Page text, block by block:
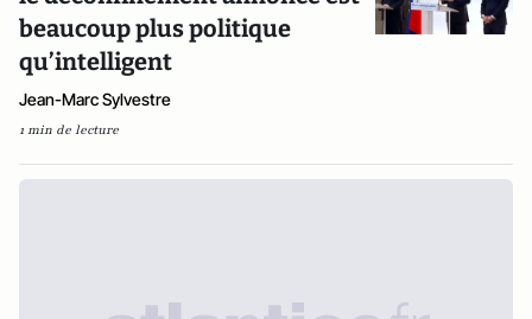
beaucoup plus politique
qu’intelligent
Jean-Marc Sylvestre
1 min de lecture